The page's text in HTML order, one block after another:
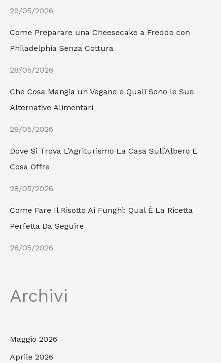
29/05/2026
Come Preparare una Cheesecake a Freddo con
Philadelphia Senza Cottura
28/05/2026
Che Cosa Mangia un Vegano e Quali Sono le Sue
Alternative Alimentari
28/05/2026
Dove Si Trova L’Agriturismo La Casa Sull’Albero E
Cosa Offre
28/05/2026
Come Fare Il Risotto Ai Funghi: Qual È La Ricetta
Perfetta Da Seguire
28/05/2026
Archivi
Maggio 2026
Aprile 2026